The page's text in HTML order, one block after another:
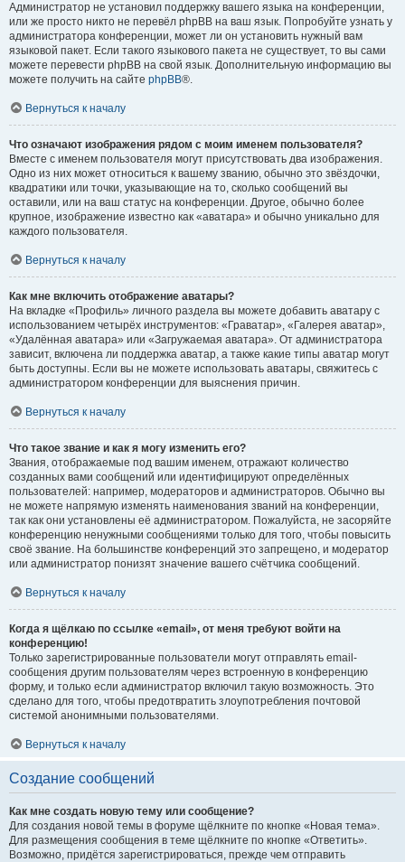
Администратор не установил поддержку вашего языка на конференции,
или же просто никто не перевёл phpBB на ваш язык. Попробуйте узнать у
администратора конференции, может ли он установить нужный вам
языковой пакет. Если такого языкового пакета не существует, то вы сами
можете перевести phpBB на свой язык. Дополнительную информацию вы
можете получить на сайте phpBB®.
Вернуться к началу
Что означают изображения рядом с моим именем пользователя?
Вместе с именем пользователя могут присутствовать два изображения.
Одно из них может относиться к вашему званию, обычно это звёздочки,
квадратики или точки, указывающие на то, сколько сообщений вы
оставили, или на ваш статус на конференции. Другое, обычно более
крупное, изображение известно как «аватара» и обычно уникально для
каждого пользователя.
Вернуться к началу
Как мне включить отображение аватары?
На вкладке «Профиль» личного раздела вы можете добавить аватару с
использованием четырёх инструментов: «Граватар», «Галерея аватар»,
«Удалённая аватара» или «Загружаемая аватара». От администратора
зависит, включена ли поддержка аватар, а также какие типы аватар могут
быть доступны. Если вы не можете использовать аватары, свяжитесь с
администратором конференции для выяснения причин.
Вернуться к началу
Что такое звание и как я могу изменить его?
Звания, отображаемые под вашим именем, отражают количество
созданных вами сообщений или идентифицируют определённых
пользователей: например, модераторов и администраторов. Обычно вы
не можете напрямую изменять наименования званий на конференции,
так как они установлены её администратором. Пожалуйста, не засоряйте
конференцию ненужными сообщениями только для того, чтобы повысить
своё звание. На большинстве конференций это запрещено, и модератор
или администратор понизят значение вашего счётчика сообщений.
Вернуться к началу
Когда я щёлкаю по ссылке «email», от меня требуют войти на
конференцию!
Только зарегистрированные пользователи могут отправлять email-
сообщения другим пользователям через встроенную в конференцию
форму, и только если администратор включил такую возможность. Это
сделано для того, чтобы предотвратить злоупотребления почтовой
системой анонимными пользователями.
Вернуться к началу
Создание сообщений
Как мне создать новую тему или сообщение?
Для создания новой темы в форуме щёлкните по кнопке «Новая тема».
Для размещения сообщения в теме щёлкните по кнопке «Ответить».
Возможно, придётся зарегистрироваться, прежде чем отправить